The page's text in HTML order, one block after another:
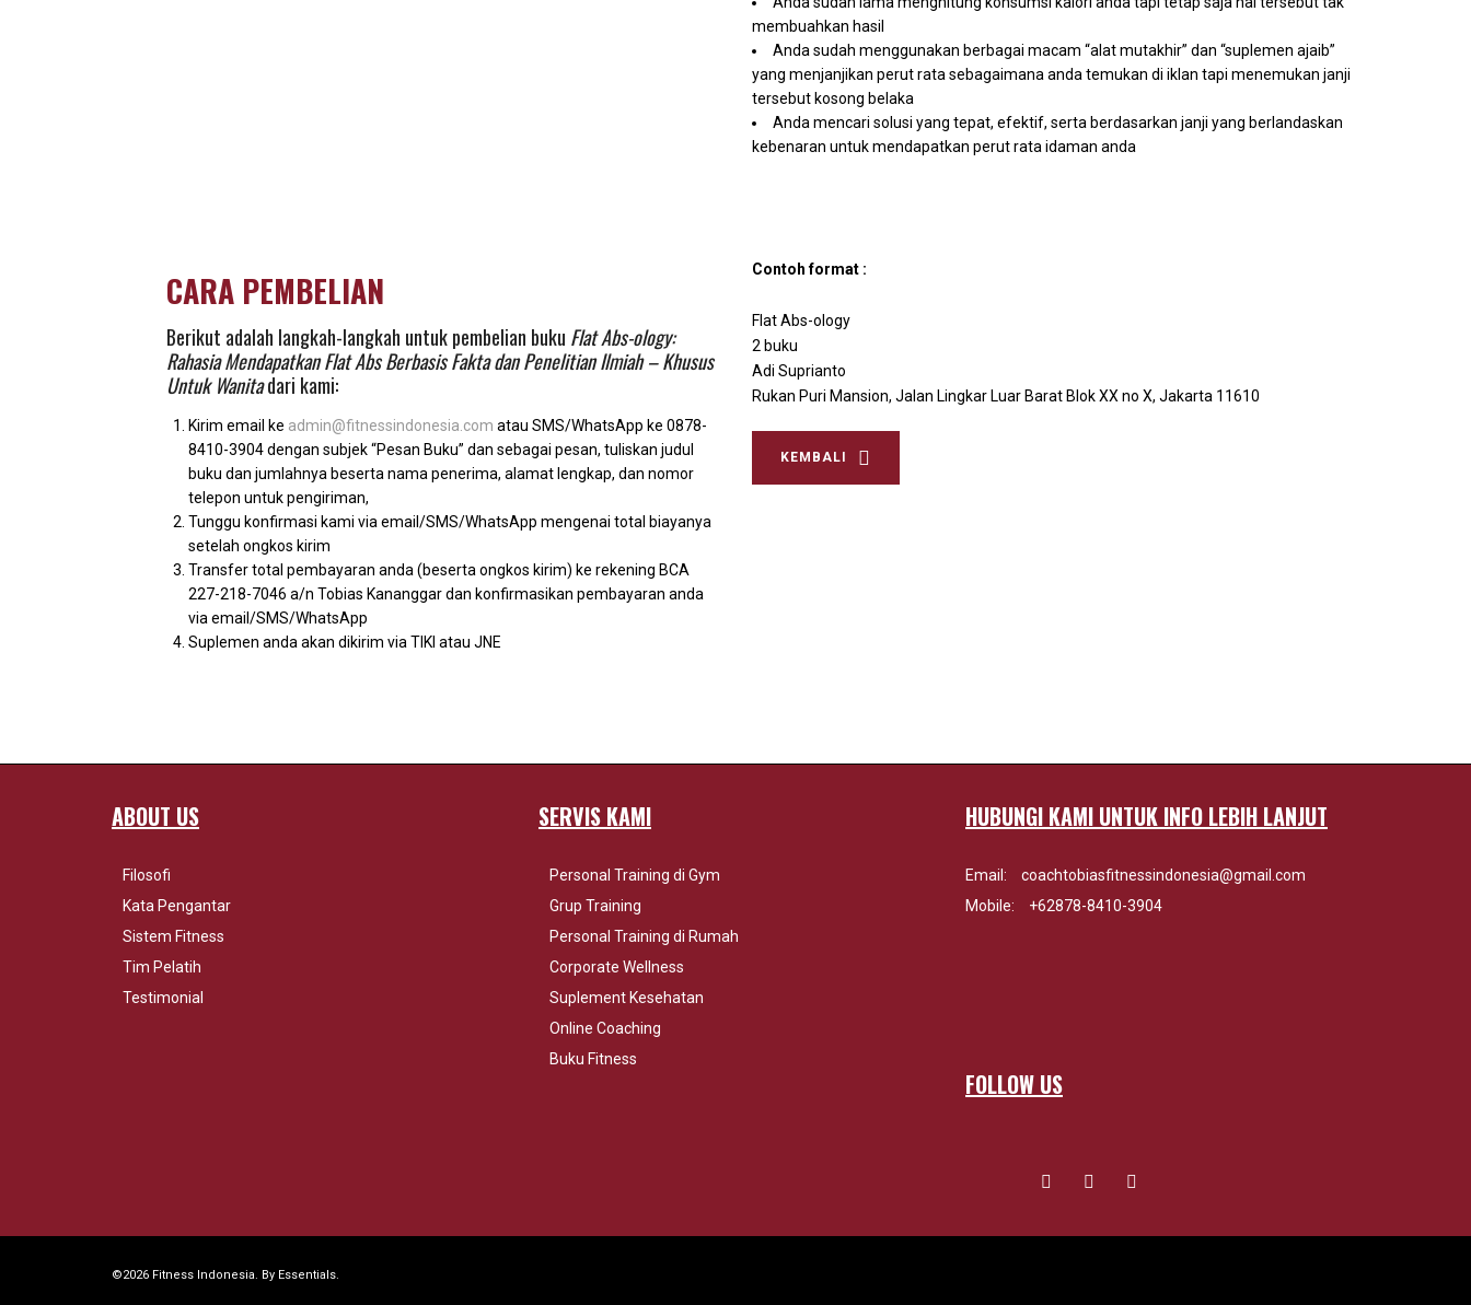
membuahkan hasil
Anda sudah menggunakan berbagai macam “alat mutakhir” dan “suplemen ajaib”
yang menjanjikan perut rata sebagaimana anda temukan di iklan tapi menemukan janji
tersebut kosong belaka
Anda mencari solusi yang tepat, efektif, serta berdasarkan janji yang berlandaskan
kebenaran untuk mendapatkan perut rata idaman anda
CARA PEMBELIAN
Berikut adalah langkah-langkah untuk pembelian buku Flat Abs-ology:
Rahasia Mendapatkan Flat Abs Berbasis Fakta dan Penelitian Ilmiah – Khusus
Untuk Wanitadari kami:
Kirim email ke admin@fitnessindonesia.com atau SMS/WhatsApp ke 0878-
8410-3904 dengan subjek “Pesan Buku” dan sebagai pesan, tuliskan judul
buku dan jumlahnya beserta nama penerima, alamat lengkap, dan nomor
telepon untuk pengiriman,
Tunggu konfirmasi kami via email/SMS/WhatsApp mengenai total biayanya
setelah ongkos kirim
Transfer total pembayaran anda (beserta ongkos kirim) ke rekening BCA
227-218-7046 a/n Tobias Kananggar dan konfirmasikan pembayaran anda
via email/SMS/WhatsApp
Suplemen anda akan dikirim via TIKI atau JNE
Contoh format :
Flat Abs-ology
2 buku
Adi Suprianto
Rukan Puri Mansion, Jalan Lingkar Luar Barat Blok XX no X, Jakarta 11610
KEMBALI
ABOUT US
Filosofi
Kata Pengantar
Sistem Fitness
Tim Pelatih
Testimonial
SERVIS KAMI
Personal Training di Gym
Grup Training
Personal Training di Rumah
Corporate Wellness
Suplement Kesehatan
Online Coaching
Buku Fitness
HUBUNGI KAMI UNTUK INFO LEBIH LANJUT
Email:
coachtobiasfitnessindonesia@gmail.com
Mobile:
+62878-8410-3904
FOLLOW US
©2026 Fitness Indonesia. By Essentials.